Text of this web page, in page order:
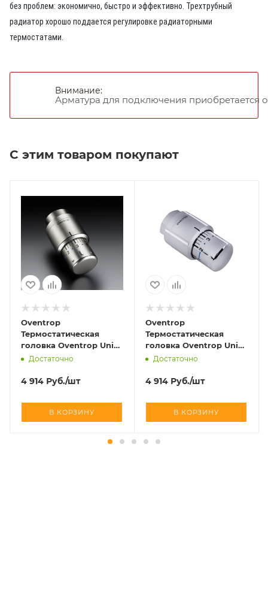
без проблем: экономично, быстро и эффективно. Трехтрубный
радиатор хорошо поддается регулировке радиаторными
термостатами.
Внимание:
Арматура для подключения приобретается
С этим товаром покупают
Oventrop
Термостатическая
головка Oventrop Uni
SH матовая сталь art
Достаточно
4 914 Руб./шт
В КОРЗИНУ
Oventrop
Термостатическая
головка Oventrop Uni
SH хромированный art
Достаточно
4 914 Руб./шт
В КОРЗИНУ